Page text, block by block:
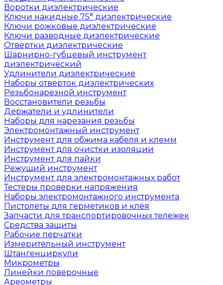
Воротки диэлектрические
Ключи накидные 75° диэлектрические
Ключи рожковые диэлектрические
Ключи разводные диэлектрические
Отвертки диэлектрические
Шарнирно-губцевый инструмент
диэлектрический
Удлинители диэлектрические
Наборы отверток диэлектрических
Резьбонарезной инструмент
Восстановители резьбы
Держатели и удлинители
Наборы для нарезания резьбы
Электромонтажный инструмент
Инструмент для обжима кабеля и клемм
Инструмент для очистки изоляции
Инструмент для пайки
Режущий инструмент
Инструмент для электромонтажных работ
Тестеры проверки напряжения
Наборы электромонтажного инструмента
Пистолеты для герметиков и клея
Запчасти для транспортировочных тележек
Средства защиты
Рабочие перчатки
Измерительный инструмент
Штангенциркули
Микрометры
Линейки поверочные
Ареометры